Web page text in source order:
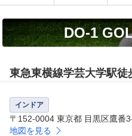
DO-1
東急東横線学芸大学駅徒
インドア
〒152-0004 東京都 目黒区鷹
地図を見る